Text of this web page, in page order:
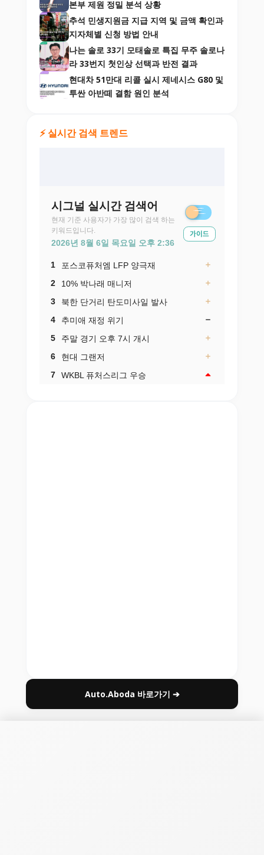
본부 제원 정밀 분석 상황
추석 민생지원금 지급 지역 및 금액 확인과
지자체별 신청 방법 안내
나는 솔로 33기 모태솔로 특집 무주 솔로나
라 33번지 첫인상 선택과 반전 결과
현대차 51만대 리콜 실시 제네시스 G80 및
투싼 아반떼 결함 원인 분석
⚡ 실시간 검색 트렌드
Auto.Aboda 바로가기 ➔